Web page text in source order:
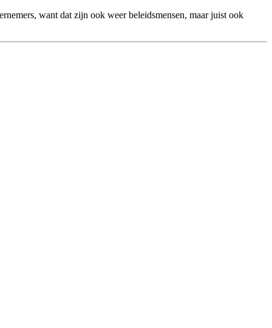
want dat zijn ook weer beleidsmensen, maar juist ook